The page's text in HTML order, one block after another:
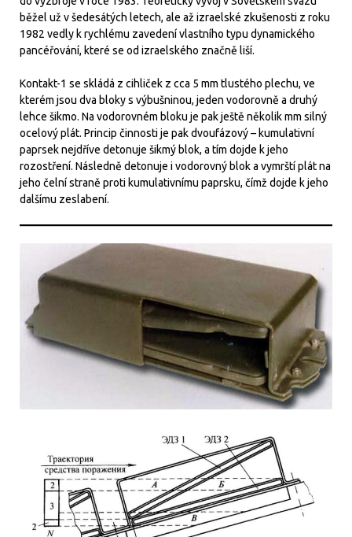
běžel už v šedesátých letech, ale až izraelské zkušenosti z roku
1982 vedly k rychlému zavedení vlastního typu dynamického
pancéřování, které se od izraelského značně liší.
Kontakt-1 se skládá z cihliček z cca 5 mm tlustého plechu, ve
kterém jsou dva bloky s výbušninou, jeden vodorovně a druhý
lehce šikmo. Na vodorovném bloku je pak ještě několik mm silný
ocelový plát. Princip činnosti je pak dvoufázový – kumulativní
paprsek nejdříve detonuje šikmý blok, a tím dojde k jeho
rozostření. Následně detonuje i vodorovný blok a vymrští plát na
jeho čelní straně proti kumulativnímu paprsku, čímž dojde k jeho
dalšímu zeslabení.